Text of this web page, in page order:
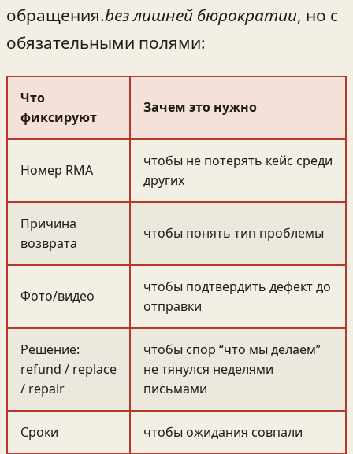
обращения.bез лишней бюрократии, но с
обязательными полями:
Что
фиксируют
Зачем это нужно
Номер RMA
чтобы не потерять кейс среди
других
Причина
возврата
чтобы понять тип проблемы
Фото/видео
чтобы подтвердить дефект до
отправки
Решение:
refund / replace
/ repair
чтобы спор “что мы делаем”
не тянулся неделями
письмами
Сроки чтобы ожидания совпали